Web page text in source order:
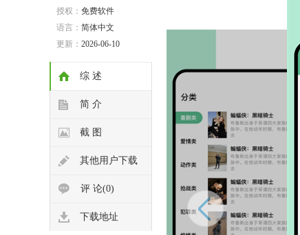
授权： 免费软件
语言： 简体中文
更新： 2026-06-10
综 述
简 介
截 图
其他用户下载
评 论(0)
下载地址